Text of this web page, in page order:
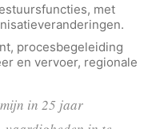
met
procesbegeleiding
en vervoer, regionale
in 25 jaar